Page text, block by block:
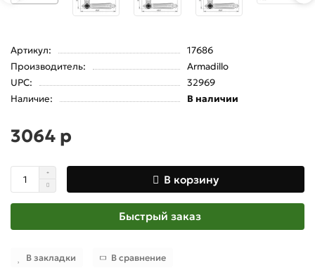
Артикул:
17686
Производитель:
Armadillo
UPC:
32969
Наличие:
В наличии
3064 р
В корзину
Быстрый заказ
В закладки В сравнение